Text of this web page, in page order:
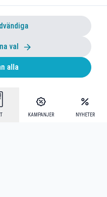
KAMPANJER NYHETER
val
alla